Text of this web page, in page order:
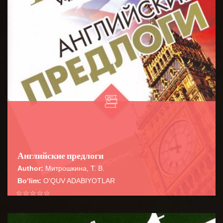
Английские предлоги
Author: Митрошкина, Т. В.
Bo‘lim: O'QUV ADABIYOTLAR
☆
☆
☆
☆
☆
Справочник содержит сведения о наиболее